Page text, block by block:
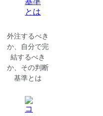
外注するべき
か、自分で完
結するべき
か、その判断
基準とは